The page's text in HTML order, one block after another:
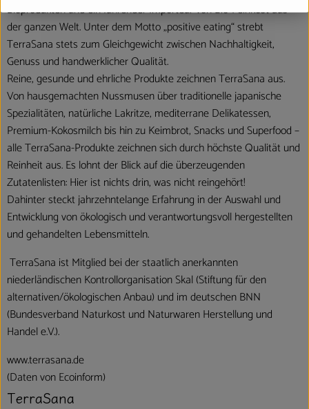
Bioprodukten und ein führender Importeur von Bio-Feinkost aus
der ganzen Welt. Unter dem Motto „positive eating“ strebt
TerraSana stets zum Gleichgewicht zwischen Nachhaltigkeit,
Genuss und handwerklicher Qualität.
Reine, gesunde und ehrliche Produkte zeichnen TerraSana aus.
Von hausgemachten Nussmusen über traditionelle japanische
Spezialitäten, natürliche Lakritze, mediterrane Delikatessen,
Premium-Kokosmilch bis hin zu Keimbrot, Snacks und Superfood –
alle TerraSana-Produkte zeichnen sich durch höchste Qualität und
Reinheit aus. Es lohnt der Blick auf die überzeugenden
Zutatenlisten: Hier ist nichts drin, was nicht reingehört!
Dahinter steckt jahrzehntelange Erfahrung in der Auswahl und
Entwicklung von ökologisch und verantwortungsvoll hergestellten
und gehandelten Lebensmitteln.
TerraSana ist Mitglied bei der staatlich anerkannten
niederländischen Kontrollorganisation Skal (Stiftung für den
alternativen/ökologischen Anbau) und im deutschen BNN
(Bundesverband Naturkost und Naturwaren Herstellung und
Handel e.V.).
www.terrasana.de
(Daten von Ecoinform)
TerraSana